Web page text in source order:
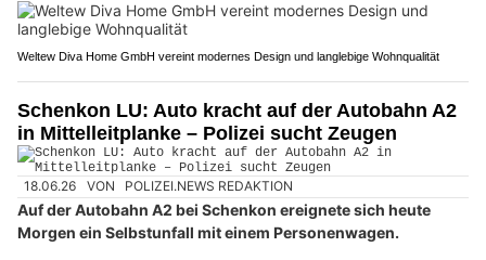
Weltew Diva Home GmbH vereint modernes Design und langlebige Wohnqualität
Schenkon LU: Auto kracht auf der Autobahn A2
in Mittelleitplanke – Polizei sucht Zeugen
18.06.26 VON POLIZEI.NEWS REDAKTION
Auf der Autobahn A2 bei Schenkon ereignete sich heute
Morgen ein Selbstunfall mit einem Personenwagen.